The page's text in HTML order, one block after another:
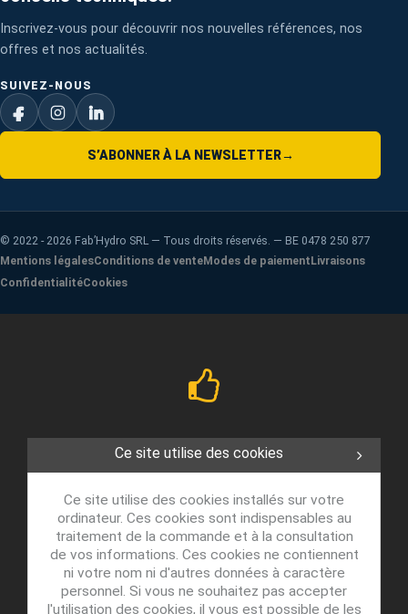
Inscrivez-vous pour découvrir nos nouvelles références, nos
offres et nos actualités.
SUIVEZ-NOUS
S’ABONNER À LA NEWSLETTER→
© 2022 - 2026 Fab’Hydro SRL — Tous droits réservés. — BE 0478 250 877
Mentions légalesConditions de venteModes de paiementLivraisons
ConfidentialitéCookies
Ce site utilise des cookies
Ce site utilise des cookies installés sur votre
ordinateur. Ces cookies sont indispensables au
traitement de la commande et à la consultation
de vos informations. Ces cookies ne contiennent
ni votre nom ni d'autres données à caractère
personnel. Si vous ne souhaitez pas accepter
l'utilisation des cookies, il vous est possible de les